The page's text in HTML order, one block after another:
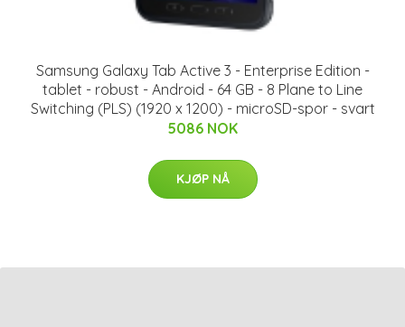
Samsung Galaxy Tab Active 3 - Enterprise Edition -
tablet - robust - Android - 64 GB - 8 Plane to Line
Switching (PLS) (1920 x 1200) - microSD-spor - svart
5086 NOK
KJØP NÅ